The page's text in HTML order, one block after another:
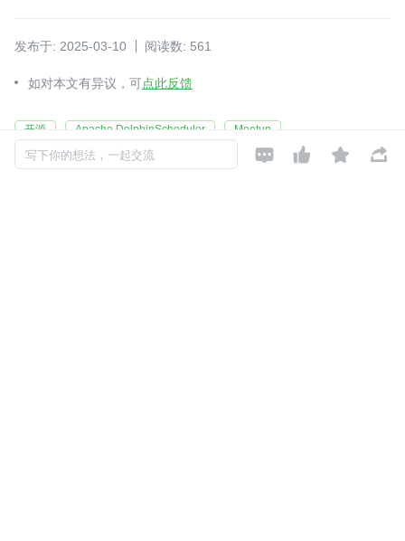
发布于: 2025-03-10 阅读数: 561
如对本文有异议，可点此反馈
开源 Apache DolphinScheduler Meetup
写下你的想法，一起交流    